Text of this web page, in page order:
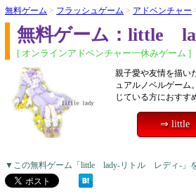
無料ゲーム > フラッシュゲーム > アドベンチャー
無料ゲーム：little
[ オンラインアドベンチャー一休みゲーム ]
親子愛や友情を描い
ュアルノベルゲーム
じている方におすす
⇒ little
▼この無料ゲーム「little lady-リトル レディ-」